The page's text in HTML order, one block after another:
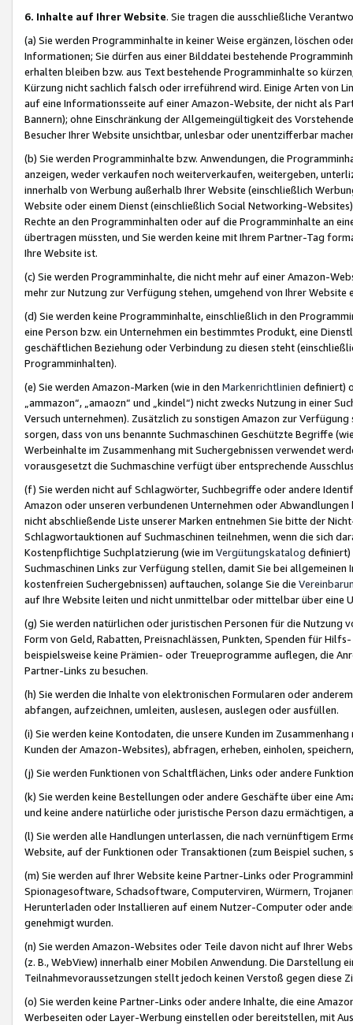
6. Inhalte auf Ihrer Website. Sie tragen die ausschließliche
(a) Sie werden Programminhalte in keiner Weise ergänzen, löschen
Informationen; Sie dürfen aus einer Bilddatei bestehende
erhalten bleiben bzw. aus Text bestehende Programminhalte so
Kürzung nicht sachlich falsch oder irreführend wird. Einige Arten von
auf eine Informationsseite auf einer Amazon-Website, der nicht als
Bannern); ohne Einschränkung der Allgemeingültigkeit des
Besucher Ihrer Website unsichtbar, unlesbar oder unentzifferbar
(b) Sie werden Programminhalte bzw. Anwendungen, die
anzeigen, weder verkaufen noch weiterverkaufen, weitergeben,
innerhalb von Werbung außerhalb Ihrer Website (einschließlich
Website oder einem Dienst (einschließlich Social Networking-
Rechte an den Programminhalten oder auf die Programminhalte an
übertragen müssten, und Sie werden keine mit Ihrem Partner-Tag
Ihre Website ist.
(c) Sie werden Programminhalte, die nicht mehr auf einer Amazon-
mehr zur Nutzung zur Verfügung stehen, umgehend von Ihrer
(d) Sie werden keine Programminhalte, einschließlich in den
eine Person bzw. ein Unternehmen ein bestimmtes Produkt, eine
geschäftlichen Beziehung oder Verbindung zu diesen steht
Programminhalten).
(e) Sie werden Amazon-Marken (wie in den Markenrichtlinien definiert)
„ammazon“, „amaozn“ und „kindel“) nicht zwecks Nutzung in einer
Versuch unternehmen). Zusätzlich zu sonstigen Amazon zur
sorgen, dass von uns benannte Suchmaschinen Geschützte Begriffe
Werbeinhalte im Zusammenhang mit Suchergebnissen verwendet
vorausgesetzt die Suchmaschine verfügt über entsprechende
(f) Sie werden nicht auf Schlagwörter, Suchbegriffe oder andere
Amazon oder unseren verbundenen Unternehmen oder
nicht abschließende Liste unserer Marken entnehmen Sie bitte der
Schlagwortauktionen auf Suchmaschinen teilnehmen, wenn die sich
Kostenpflichtige Suchplatzierung (wie im Vergütungskatalog definiert)
Suchmaschinen Links zur Verfügung stellen, damit Sie bei
kostenfreien Suchergebnissen) auftauchen, solange Sie die
auf Ihre Website leiten und nicht unmittelbar oder mittelbar über eine
(g) Sie werden natürlichen oder juristischen Personen für die Nutzung
Form von Geld, Rabatten, Preisnachlässen, Punkten, Spenden für
beispielsweise keine Prämien- oder Treueprogramme auflegen, die
Partner-Links zu besuchen.
(h) Sie werden die Inhalte von elektronischen Formularen oder
abfangen, aufzeichnen, umleiten, auslesen, auslegen oder ausfüllen.
(i) Sie werden keine Kontodaten, die unsere Kunden im
Kunden der Amazon-Websites), abfragen, erheben, einholen,
(j) Sie werden Funktionen von Schaltflächen, Links oder andere
(k) Sie werden keine Bestellungen oder andere Geschäfte über eine
und keine andere natürliche oder juristische Person dazu
(l) Sie werden alle Handlungen unterlassen, die nach vernünftigem
Website, auf der Funktionen oder Transaktionen (zum Beispiel
(m) Sie werden auf Ihrer Website keine Partner-Links oder
Spionagesoftware, Schadsoftware, Computerviren, Würmern,
Herunterladen oder Installieren auf einem Nutzer-Computer oder
genehmigt wurden.
(n) Sie werden Amazon-Websites oder Teile davon nicht auf Ihrer
(z. B., WebView) innerhalb einer Mobilen Anwendung. Die Darstellung
Teilnahmevoraussetzungen stellt jedoch keinen Verstoß gegen diese
(o) Sie werden keine Partner-Links oder andere Inhalte, die eine
Werbeseiten oder Layer-Werbung einstellen oder bereitstellen, mit